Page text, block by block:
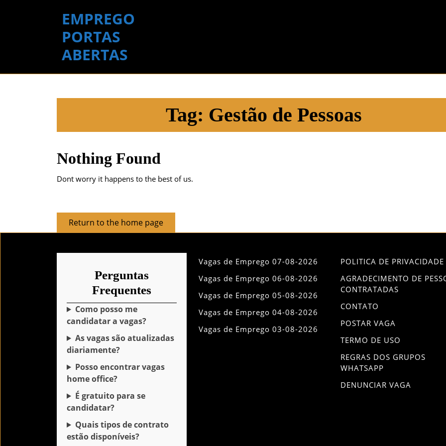
EMPREGO
PORTAS
ABERTAS
Tag: Gestão de Pessoas
Nothing Found
Dont worry it happens to the best of us.
Return to the home pageReturn
to
Perguntas
Frequentes
Como posso me
candidatar a vagas?
As vagas são atualizadas
diariamente?
Posso encontrar vagas
home office?
É gratuito para se
candidatar?
Quais tipos de contrato
estão disponíveis?
Vagas de Emprego 07-08-2026
Vagas de Emprego 06-08-2026
Vagas de Emprego 05-08-2026
Vagas de Emprego 04-08-2026
Vagas de Emprego 03-08-2026
POLITICA DE PRIVACIDADE
AGRADECIMENTO DE
CONTRATADAS
CONTATO
POSTAR VAGA
TERMO DE USO
REGRAS DOS GRUPOS
WHATSAPP
DENUNCIAR VAGA